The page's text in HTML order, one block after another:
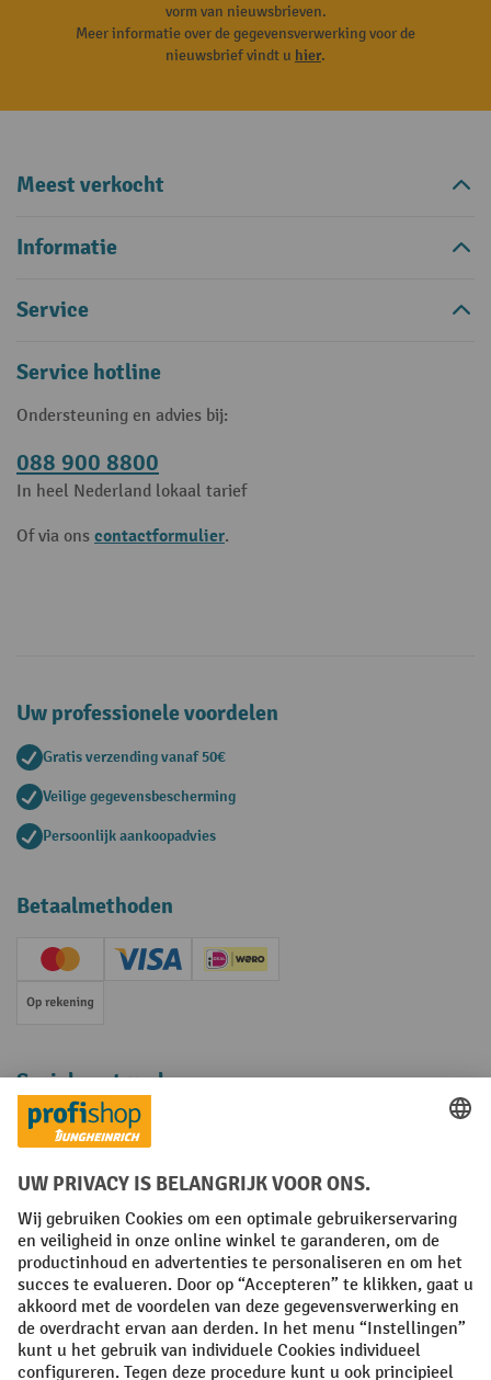
vorm van nieuwsbrieven.
Meer informatie over de gegevensverwerking voor de
nieuwsbrief vindt u hier.
Meest verkocht
Informatie
Service
Service hotline
Ondersteuning en advies bij:
088 900 8800
In heel Nederland lokaal tarief
Of via ons contactformulier.
Uw professionele voordelen
Gratis verzending vanaf 50€
Veilige gegevensbescherming
Persoonlijk aankoopadvies
Betaalmethoden
Creditcard (Master)Creditcard (Visa)iDEAL | Wero
Op rekening
Sociale netwerken
Facebook
YouTube
LinkedInInstagram
Algemene leveringsvoorwaarden Copyright
Privacyverklaring Privacy Instellingen
All prices excl. VAT plusshipping costs and possible delivery charges,
if not stated otherwise.